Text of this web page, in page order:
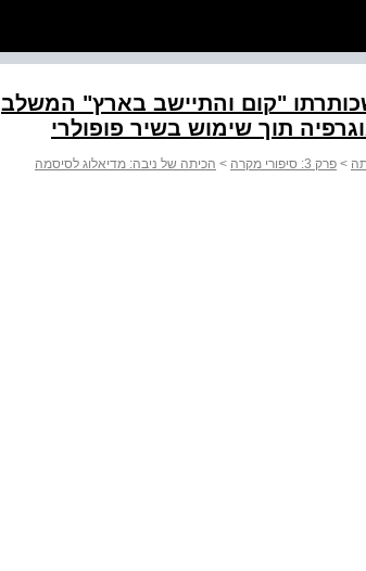
"קום והתיישב בארץ" המשלב
תוך שימוש בשיר פופולרי
> פרק 3: סיפורי מקרה > הכיתה של ניבה: מדיאלוג לסיסמה